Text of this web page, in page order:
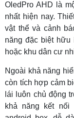
OledPro AHD là
nhất hiện nay.
vật thể và cảnh
năng đặc biệt hữu
hoặc khu dân cư
Ngoài khả năng
còn tích hợp cảm
lái luôn chủ động
khả năng kết nối